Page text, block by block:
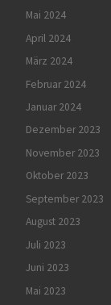
Mai 2024
April 2024
März 2024
Februar 2024
Januar 2024
Dezember 2023
November 2023
Oktober 2023
September 2023
August 2023
Juli 2023
Juni 2023
Mai 2023